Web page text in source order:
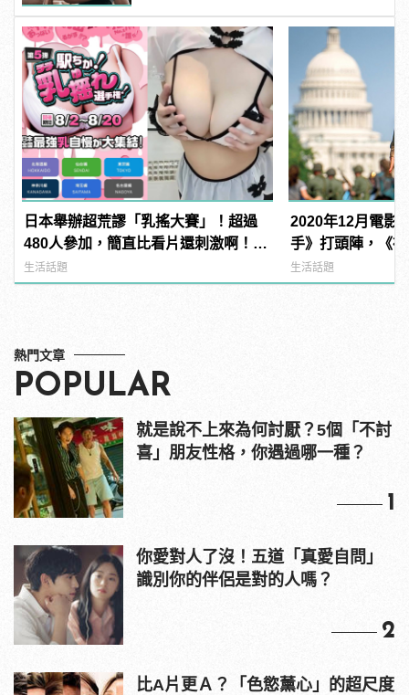
日本舉辦超荒謬「乳搖大賽」！超過
480人參加，簡直比看片還刺激啊！ |
manfashion這樣變型男
生活話題
2020年12月電影
手》打頭陣，《
受期待！
生活話題
熱門文章
POPULAR
就是說不上來為何討厭？5個「不討
喜」朋友性格，你遇過哪一種？
1
你愛對人了沒！五道「真愛自問」
識別你的伴侶是對的人嗎？
2
比A片更Ａ？「色慾薰心」的超尺度